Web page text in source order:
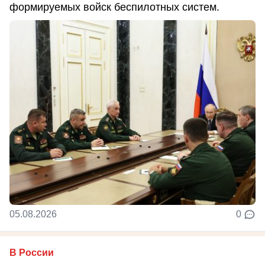
формируемых войск беспилотных систем.
05.08.2026 0
В России